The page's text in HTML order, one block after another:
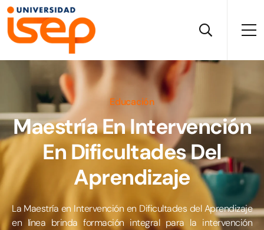
Educación
Maestría En Intervención
En Dificultades Del
Aprendizaje
La Maestría en Intervención en Dificultades del Aprendizaje
en línea brinda formación integral para la intervención